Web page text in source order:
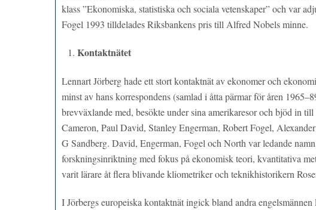
klass ”Ekonomiska, statistiska och sociala vetenskaper” och var
Fogel 1993 tilldelades Riksbankens pris till Alfred Nobels minne.
Kontaktnätet
Lennart Jörberg hade ett stort kontaktnät av ekonomer och
minst av hans korrespondens (samlad i åtta pärmar för åren
brevväxlande med, besökte under sina amerikaresor och bjöd in
Cameron, Paul David, Stanley Engerman, Robert Fogel,
G Sandberg. David, Engerman, Fogel och North var ledande
forskningsinriktning med fokus på ekonomisk teori, kvantitativa
varit lärare åt flera blivande kliometriker och teknikhistorikern
I Jörbergs europeiska kontaktnät ingick bland andra